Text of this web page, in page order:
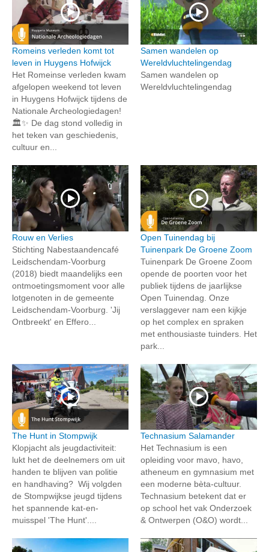
Romeins verleden komt tot
leven in Huygens Hofwijck
Het Romeinse verleden kwam
afgelopen weekend tot leven
in Huygens Hofwijck tijdens de
Nationale Archeologiedagen!
🏛️✨ De dag stond volledig in
het teken van geschiedenis,
cultuur en...
Samen wandelen op
Wereldvluchtelingendag
Samen wandelen op
Wereldvluchtelingendag
Rouw en Verlies
Stichting Nabestaandencafé
Leidschendam-Voorburg
(2018) biedt maandelijks een
ontmoetingsmoment voor alle
lotgenoten in de gemeente
Leidschendam-Voorburg. 'Jij
Ontbreekt' en Effero...
Open Tuinendag bij
Tuinenpark De Groene Zoom
Tuinenpark De Groene Zoom
opende de poorten voor het
publiek tijdens de jaarlijkse
Open Tuinendag. Onze
verslaggever nam een kijkje
op het complex en spraken
met enthousiaste tuinders. Het
park...
The Hunt in Stompwijk
Klopjacht als jeugdactiviteit:
lukt het de deelnemers om uit
handen te blijven van politie
en handhaving? Wij volgden
de Stompwijkse jeugd tijdens
het spannende kat-en-
muisspel 'The Hunt'....
Technasium Salamander
Het Technasium is een
opleiding voor mavo, havo,
atheneum en gymnasium met
een moderne bèta-cultuur.
Technasium betekent dat er
op school het vak Onderzoek
& Ontwerpen (O&O) wordt...